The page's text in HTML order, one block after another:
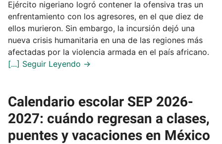
Ejército nigeriano logró contener la ofensiva tras un
enfrentamiento con los agresores, en el que diez de
ellos murieron. Sin embargo, la incursión dejó una
nueva crisis humanitaria en una de las regiones más
afectadas por la violencia armada en el país africano.
Calendario escolar SEP 2026-
2027: cuándo regresan a clases,
puentes y vacaciones en México